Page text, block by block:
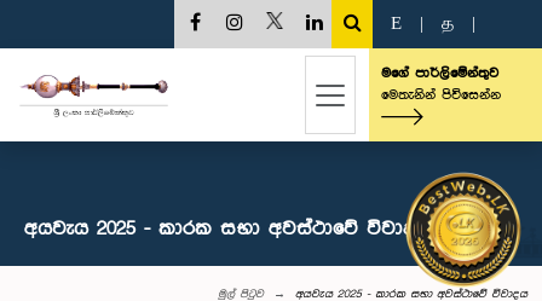
E த
මගේ පාර්ලිමේන්තුව
මෙතැනින් පිවිසෙන්න
අයවැය 2025 - කාරක සභා අවස්ථාවේ විවාදය
මුල් පිටුව අයවැය 2025 - කාරක සභා අවස්ථාවේ විවාදය